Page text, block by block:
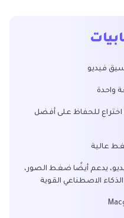
اختراع للحفاظ على أفضل
عالية
يدعم أيضًا ضغط الصور،
الاصطناعي القوية